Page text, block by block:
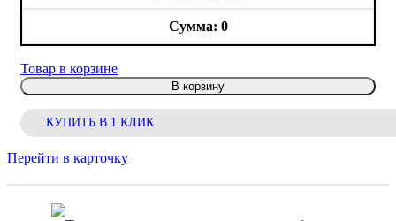
0
Товар в корзине
В корзину
КУПИТЬ В 1 КЛИК
Перейти в карточку